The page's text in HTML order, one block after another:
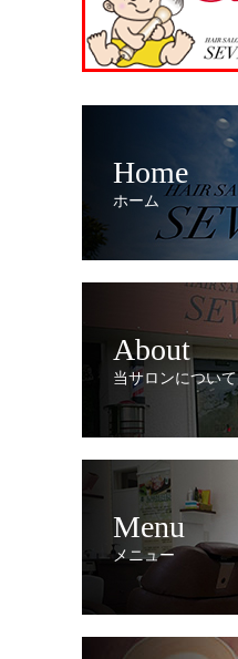
Home
ホーム
About
当サロンについて
Menu
メニュー